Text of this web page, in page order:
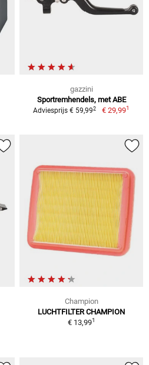
gazzini
Sportremhendels, met ABE
Adviesprijs € 59,992 € 29,991
Champion
LUCHTFILTER CHAMPION
€ 13,991